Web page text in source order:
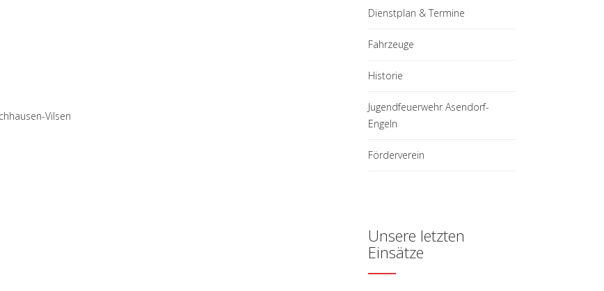
Vilsen
Dienstplan & Termine
Fahrzeuge
Historie
Jugendfeuerwehr Asendorf-
Engeln
Förderverein
Unsere letzten
Einsätze